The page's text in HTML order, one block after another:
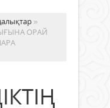
»
ОРАЙ